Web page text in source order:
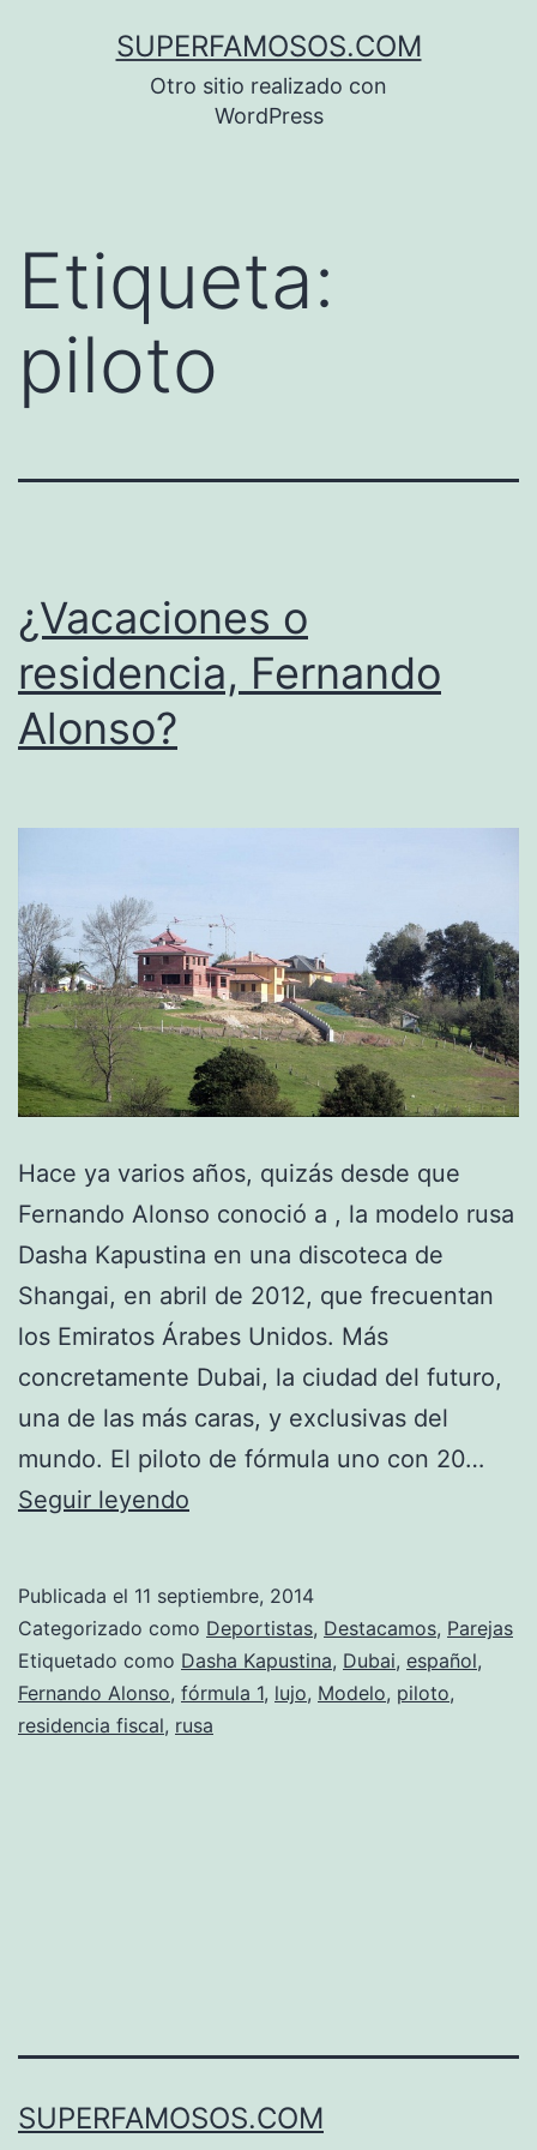
SUPERFAMOSOS.COM
Otro sitio realizado con
WordPress
Etiqueta:
piloto
¿Vacaciones o
residencia, Fernando
Alonso?
Hace ya varios años, quizás desde que
Fernando Alonso conoció a , la modelo rusa
Dasha Kapustina en una discoteca de
Shangai, en abril de 2012, que frecuentan
los Emiratos Árabes Unidos. Más
concretamente Dubai, la ciudad del futuro,
una de las más caras, y exclusivas del
mundo. El piloto de fórmula uno con 20…
Seguir leyendo
Fernando
Alonso?
Publicada el 11 septiembre, 2014
Categorizado como Deportistas, Destacamos, Parejas
Etiquetado como Dasha Kapustina, Dubai, español,
Fernando Alonso, fórmula 1, lujo, Modelo, piloto,
residencia fiscal, rusa
SUPERFAMOSOS.COM